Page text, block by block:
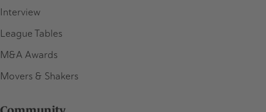
Interview
League Tables
M&A Awards
Movers & Shakers